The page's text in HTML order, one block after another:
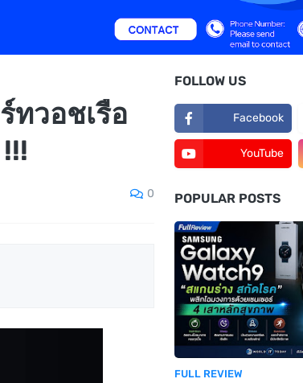
ทวอชเรือ
0
FOLLOW US
Facebook
YouTube
POPULAR POSTS
FULL REVIEW